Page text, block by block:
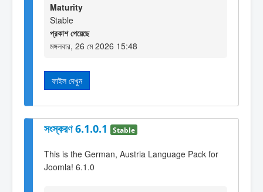
Maturity
Stable
প্রকাশ পেয়েছে
মঙ্গলবার, 26 মে 2026 15:48
ফাইল দেখুন
সংস্করণ 6.1.0.1 Stable
This is the German, Austria Language Pack for
Joomla! 6.1.0